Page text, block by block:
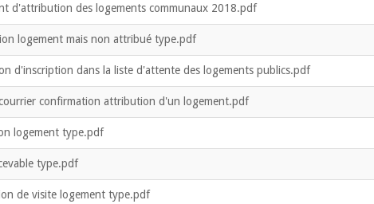
d'attribution des logements communaux 2018.pdf
logement mais non attribué type.pdf
d'inscription dans la liste d'attente des logements publics.pdf
confirmation attribution d'un logement.pdf
logement type.pdf
type.pdf
de visite logement type.pdf